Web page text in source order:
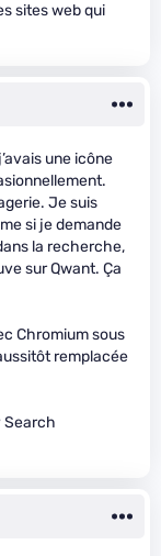
sites web qui
une icône
Je suis
si je demande
la recherche,
sur Qwant. Ça
Chromium sous
remplacée
Search